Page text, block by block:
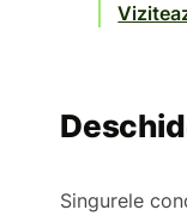
Singurele